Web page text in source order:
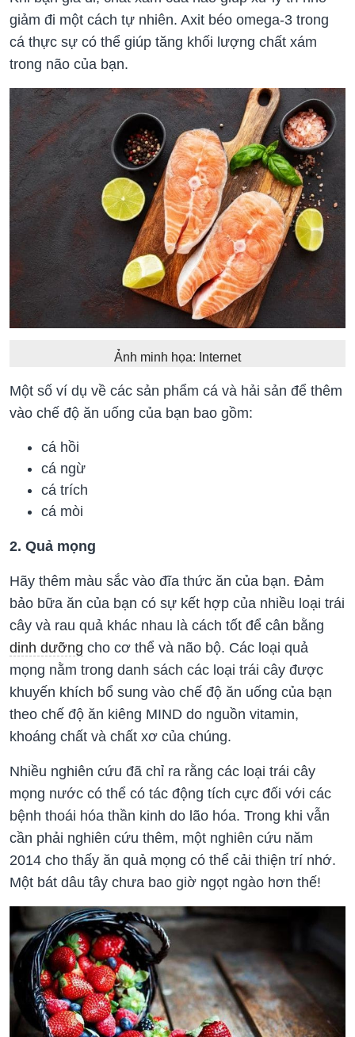
giảm đi một cách tự nhiên. Axit béo omega-3 trong
cá thực sự có thể giúp tăng khối lượng chất xám
trong não của bạn.
Ảnh minh họa: Internet
Một số ví dụ về các sản phẩm cá và hải sản để thêm
vào chế độ ăn uống của bạn bao gồm:
cá hồi
cá ngừ
cá trích
cá mòi
2. Quả mọng
Hãy thêm màu sắc vào đĩa thức ăn của bạn. Đảm
bảo bữa ăn của bạn có sự kết hợp của nhiều loại trái
cây và rau quả khác nhau là cách tốt để cân bằng
dinh dưỡng cho cơ thể và não bộ. Các loại quả
mọng nằm trong danh sách các loại trái cây được
khuyến khích bổ sung vào chế độ ăn uống của bạn
theo chế độ ăn kiêng MIND do nguồn vitamin,
khoáng chất và chất xơ của chúng.
Nhiều nghiên cứu đã chỉ ra rằng các loại trái cây
mọng nước có thể có tác động tích cực đối với các
bệnh thoái hóa thần kinh do lão hóa. Trong khi vẫn
cần phải nghiên cứu thêm, một nghiên cứu năm
2014 cho thấy ăn quả mọng có thể cải thiện trí nhớ.
Một bát dâu tây chưa bao giờ ngọt ngào hơn thế!